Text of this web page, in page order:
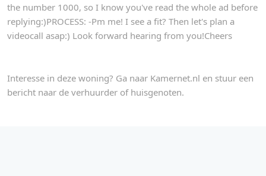
the number 1000, so I know you've read the whole ad before
replying:)PROCESS: -Pm me! I see a fit? Then let's plan a
videocall asap:) Look forward hearing from you!Cheers
Interesse in deze woning? Ga naar Kamernet.nl en stuur een
bericht naar de verhuurder of huisgenoten.